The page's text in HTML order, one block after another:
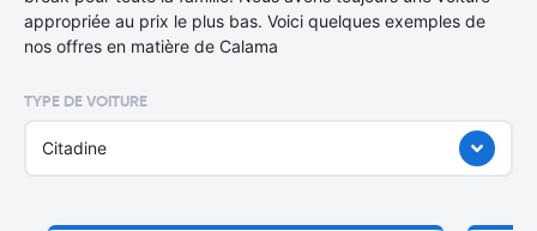
appropriée au prix le plus bas. Voici quelques exemples de
nos offres en matière de Calama
TYPE DE VOITURE
Citadine